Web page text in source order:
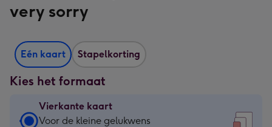
very sorry
Eén kaart Stapelkorting
Kies het formaat
Vierkante kaart
Vierkante
Voor de kleine gelukwens